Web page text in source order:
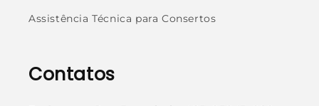
Assistência Técnica para Consertos
Contatos